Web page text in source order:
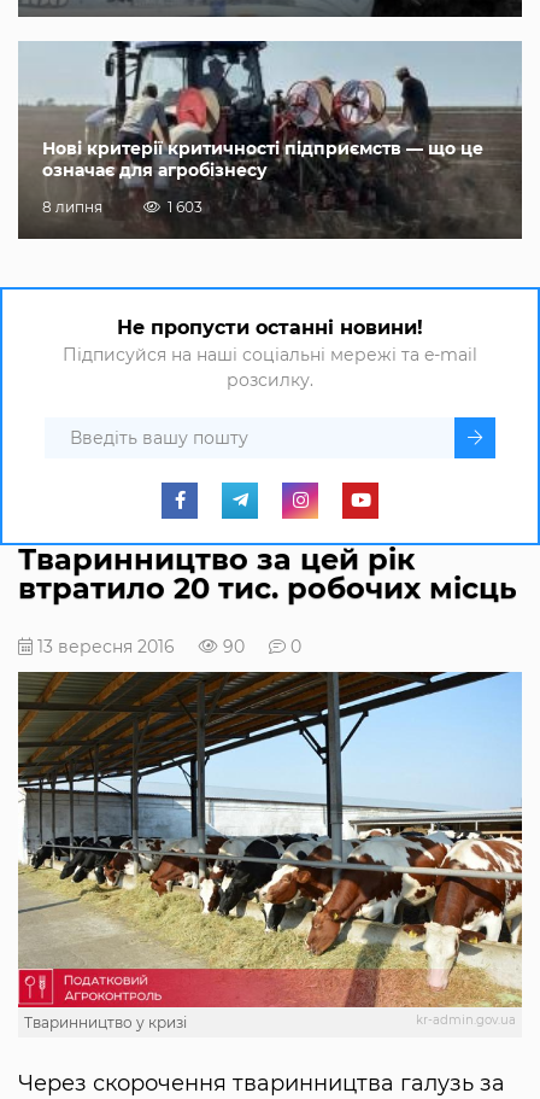
Нові критерії критичності підприємств — що це
означає для агробізнесу
8 липня 1 603
Не пропусти останні новини!
Підписуйся на наші соціальні мережі та e-mail
розсилку.
Тваринництво за цей рік
втратило 20 тис. робочих місць
13 вересня 2016 90 0
kr-admin.gov.ua
Тваринництво у кризі
Через скорочення тваринництва галузь за